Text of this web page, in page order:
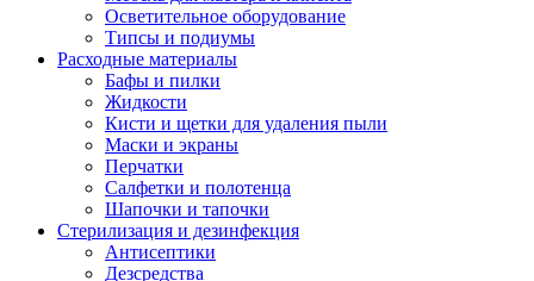
Осветительное оборудование
Типсы и подиумы
Расходные материалы
Бафы и пилки
Жидкости
Кисти и щетки для удаления пыли
Маски и экраны
Перчатки
Салфетки и полотенца
Шапочки и тапочки
Стерилизация и дезинфекция
Антисептики
Дезсредства